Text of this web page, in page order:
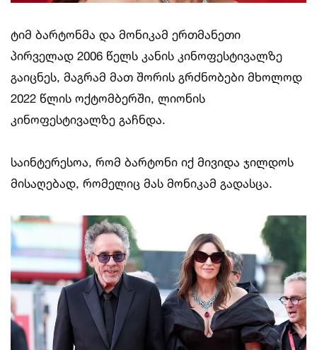
ტიმ ბარტონმა და მონიკამ ერთმანეთი
პირველად 2006 წელს კანის კინოფესტივალზე
გაიცნეს, მაგრამ მათ შორის გრძნობები მხოლოდ
2022 წლის ოქტომბერში, ლიონის
კინოფესტივალზე გაჩნდა.
საინტერესოა, რომ ბარტონი იქ მივიდა ჯილდოს
მისაღებად, რომელიც მას მონიკამ გადასცა.